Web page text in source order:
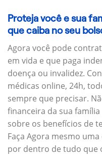
Proteja você e sua
que caiba no seu
Agora você pode
em vida e que paga
doença ou invalidez.
médicas online, 24h,
sempre que precisar.
financeira da sua
sobre os benefícios de
Faça Agora mesmo
por dentro de tudo que